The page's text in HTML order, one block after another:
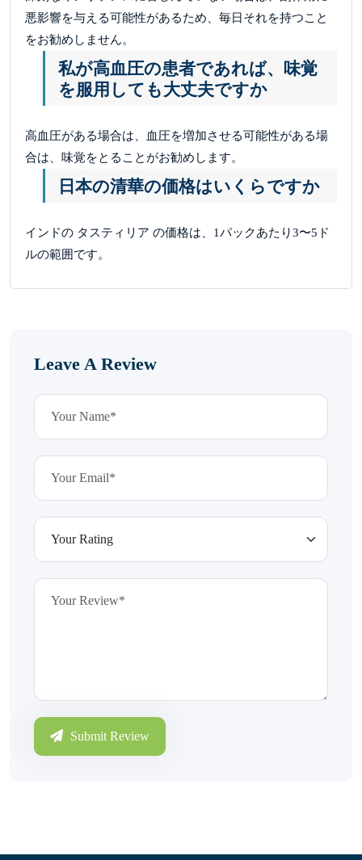
悪影響を与える可能性があるため、毎日それを持つこと
をお勧めしません。
私が高血圧の患者であれば、味覚
を服用しても大丈夫ですか
高血圧がある場合は、血圧を増加させる可能性がある場
合は、味覚をとることがお勧めします。
日本の清華の価格はいくらですか
インドの タスティリア の価格は、1パックあたり3〜5ド
ルの範囲です。
Leave A Review
Submit Review